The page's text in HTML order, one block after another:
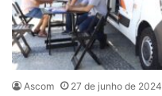
Ascom 27 de junho de 2024